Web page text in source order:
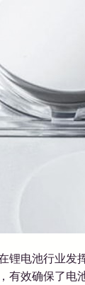
锂电池行业发
有效确保了电